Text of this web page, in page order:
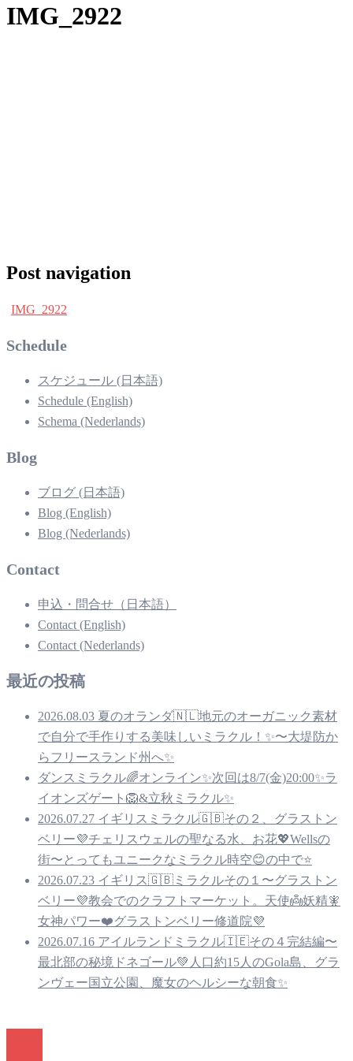
IMG_2922
Post navigation
IMG_2922
Schedule
スケジュール (日本語)
Schedule (English)
Schema (Nederlands)
Blog
ブログ (日本語)
Blog (English)
Blog (Nederlands)
Contact
申込・問合せ（日本語）
Contact (English)
Contact (Nederlands)
最近の投稿
2026.08.03 夏のオランダ🇳🇱地元のオーガニック素材
で自分で手作りする美味しいミラクル！✨〜大堤防か
らフリースランド州へ✨
ダンスミラクル🌈オンライン✨次回は8/7(金)20:00✨ラ
イオンズゲート🦁&立秋ミラクル✨
2026.07.27 イギリスミラクル🇬🇧その２、グラストン
ベリー💜チェリスウェルの聖なる水、お花💖Wellsの
街〜とってもユニークなミラクル時空😊の中で⭐️
2026.07.23 イギリス🇬🇧ミラクルその１〜グラストン
ベリー💜教会でのクラフトマーケット。天使👼妖精🧚
女神パワー❤️グラストンベリー修道院💜
2026.07.16 アイルランドミラクル🇮🇪その４完結編〜
最北部の秘境ドネゴール💚人口約15人のGola島、グラ
ンヴェー国立公園、魔女のヘルシーな朝食✨